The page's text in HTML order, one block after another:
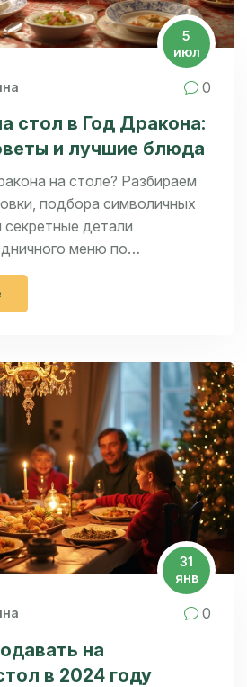
5
июл
0
стол в Год Дракона:
и лучшие блюда
на столе? Разбираем
подбора символичных
детали
меню по
31
янв
0
на
в 2024 году